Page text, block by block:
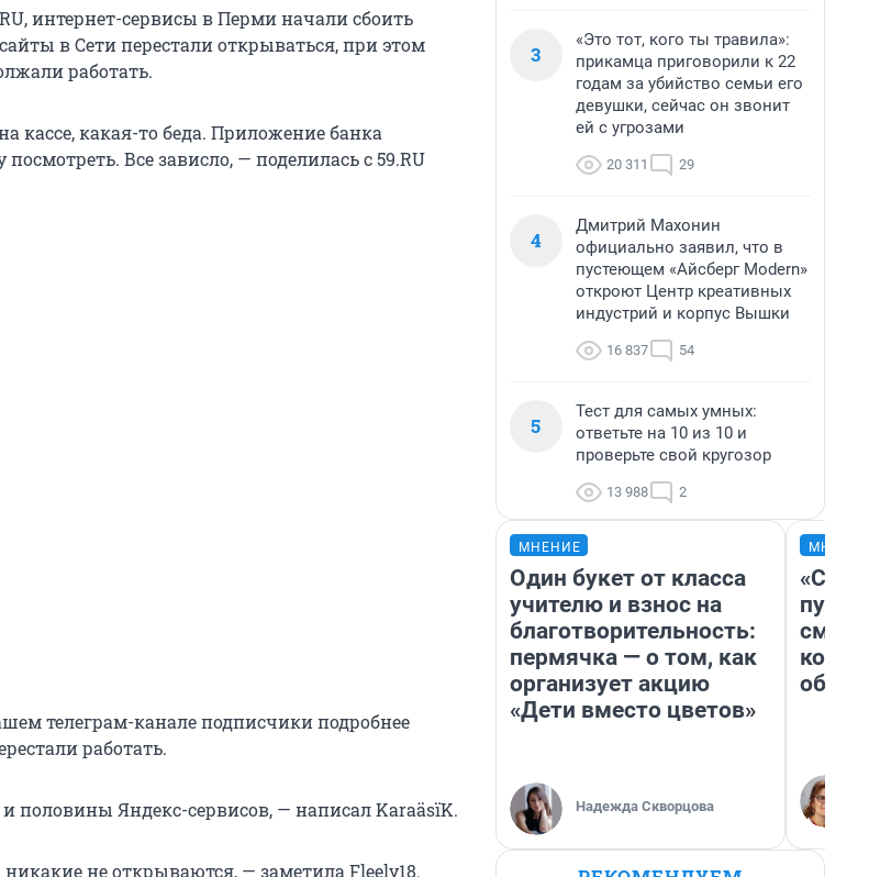
интернет-сервисы в Перми начали сбоить
в Сети перестали открываться, при этом
работать.
кассе, какая-то беда. Приложение банка
Все зависло, — поделилась с 59.RU
телеграм-канале подписчики подробнее
работать.
и половины Яндекс-сервисов, — написал KaraäsïK.
не открываются, — заметила Fleely18.
3
«Это тот, кого ты травила»:
прикамца приговорили к 22
годам за убийство семьи его
девушки, сейчас он звонит
ей с угрозами
20 311 29
4
Дмитрий Махонин
официально заявил, что в
пустеющем «Айсберг Modern»
откроют Центр креативных
индустрий и корпус Вышки
16 837 54
5
Тест для самых умных:
ответьте на 10 из 10 и
проверьте свой кругозор
13 988 2
МНЕНИЕ
Один букет от класса
учителю и взнос на
благотворительность:
пермячка — о том, как
организует акцию
«Дети вместо цветов»
Надежда Скворцова